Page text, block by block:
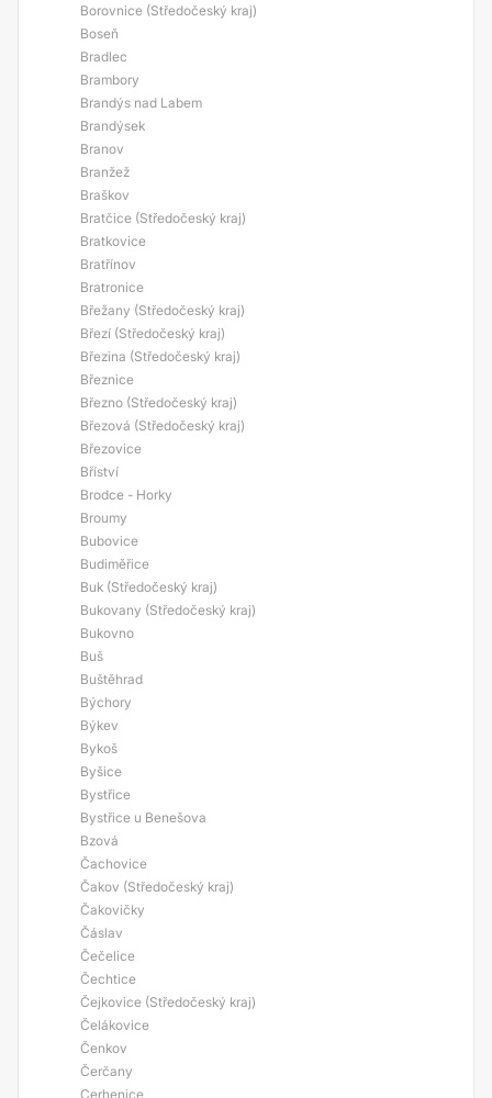
Borovnice (Středočeský kraj)
Boseň
Bradlec
Brambory
Brandýs nad Labem
Brandýsek
Branov
Branžež
Braškov
Bratčice (Středočeský kraj)
Bratkovice
Bratřínov
Bratronice
Břežany (Středočeský kraj)
Březí (Středočeský kraj)
Březina (Středočeský kraj)
Březnice
Březno (Středočeský kraj)
Březová (Středočeský kraj)
Březovice
Bříství
Brodce - Horky
Broumy
Bubovice
Budiměřice
Buk (Středočeský kraj)
Bukovany (Středočeský kraj)
Bukovno
Buš
Buštěhrad
Býchory
Býkev
Bykoš
Byšice
Bystřice
Bystřice u Benešova
Bzová
Čachovice
Čakov (Středočeský kraj)
Čakovičky
Čáslav
Čečelice
Čechtice
Čejkovice (Středočeský kraj)
Čelákovice
Čenkov
Čerčany
Cerhenice